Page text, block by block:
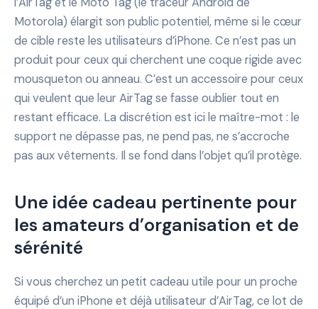
Motorola) élargit son public potentiel, même si le cœur
de cible reste les utilisateurs d’iPhone. Ce n’est pas un
produit pour ceux qui cherchent une coque rigide avec
mousqueton ou anneau. C’est un accessoire pour ceux
qui veulent que leur AirTag se fasse oublier tout en
restant efficace. La discrétion est ici le maître-mot : le
support ne dépasse pas, ne pend pas, ne s’accroche
pas aux vêtements. Il se fond dans l’objet qu’il protège.
Une idée cadeau pertinente pour
les amateurs d’organisation et de
sérénité
Si vous cherchez un petit cadeau utile pour un proche
équipé d’un iPhone et déjà utilisateur d’AirTag, ce lot de